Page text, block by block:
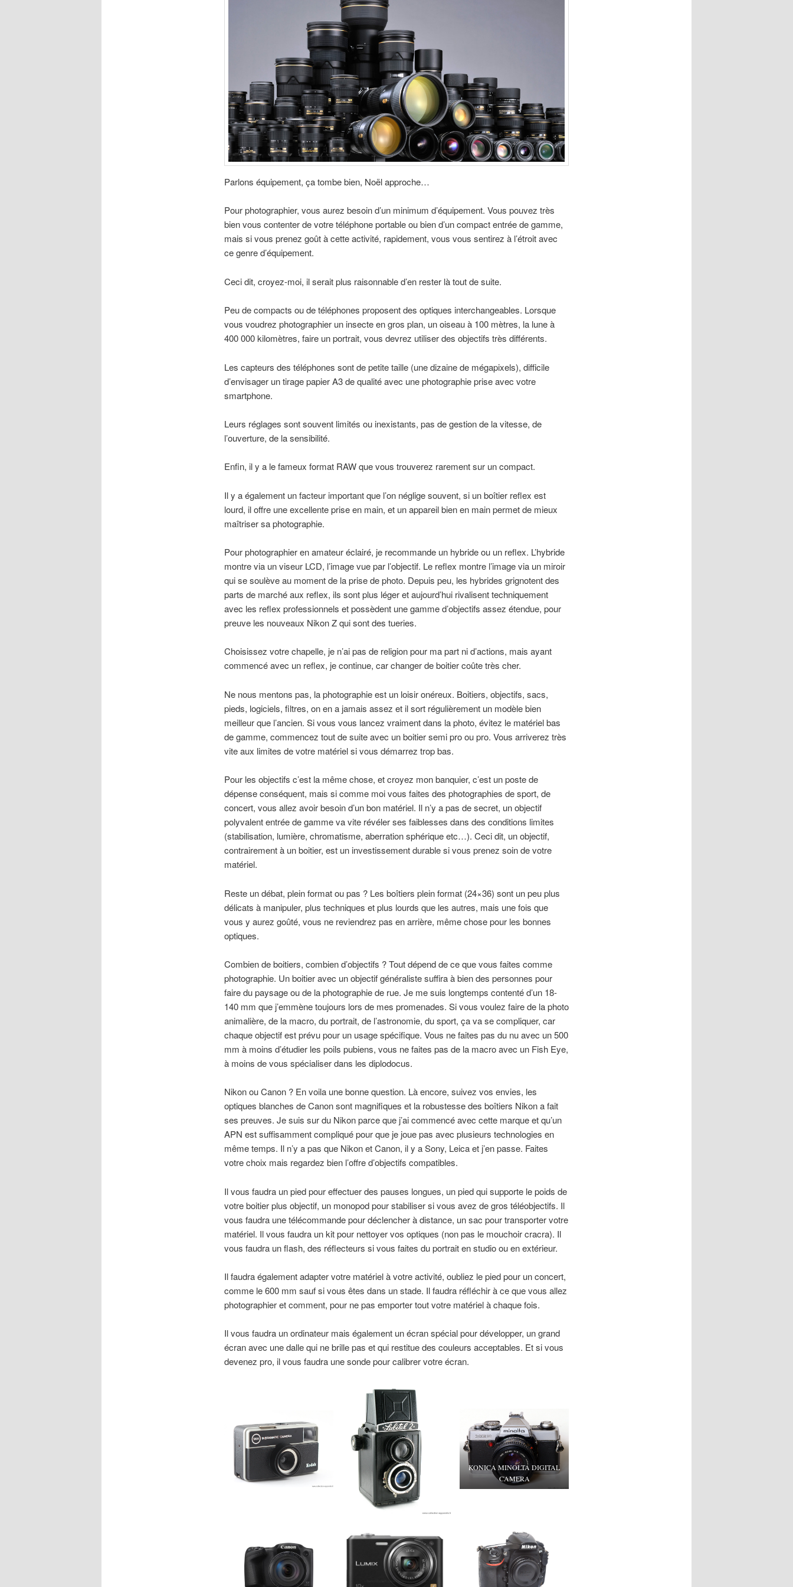
Parlons équipement, ça tombe bien, Noël approche…
Pour photographier, vous aurez besoin d’un minimum d’équipement. Vous pouvez très
bien vous contenter de votre téléphone portable ou bien d’un compact entrée de gamme,
mais si vous prenez goût à cette activité, rapidement, vous vous sentirez à l’étroit avec
ce genre d’équipement.
Ceci dit, croyez-moi, il serait plus raisonnable d’en rester là tout de suite.
Peu de compacts ou de téléphones proposent des optiques interchangeables. Lorsque
vous voudrez photographier un insecte en gros plan, un oiseau à 100 mètres, la lune à
400 000 kilomètres, faire un portrait, vous devrez utiliser des objectifs très différents.
Les capteurs des téléphones sont de petite taille (une dizaine de mégapixels), difficile
d’envisager un tirage papier A3 de qualité avec une photographie prise avec votre
smartphone.
Leurs réglages sont souvent limités ou inexistants, pas de gestion de la vitesse, de
l’ouverture, de la sensibilité.
Enfin, il y a le fameux format RAW que vous trouverez rarement sur un compact.
Il y a également un facteur important que l’on néglige souvent, si un boîtier reflex est
lourd, il offre une excellente prise en main, et un appareil bien en main permet de mieux
maîtriser sa photographie.
Pour photographier en amateur éclairé, je recommande un hybride ou un reflex. L’hybride
montre via un viseur LCD, l’image vue par l’objectif. Le reflex montre l’image via un miroir
qui se soulève au moment de la prise de photo. Depuis peu, les hybrides grignotent des
parts de marché aux reflex, ils sont plus léger et aujourd’hui rivalisent techniquement
avec les reflex professionnels et possèdent une gamme d’objectifs assez étendue, pour
preuve les nouveaux Nikon Z qui sont des tueries.
Choisissez votre chapelle, je n’ai pas de religion pour ma part ni d’actions, mais ayant
commencé avec un reflex, je continue, car changer de boitier coûte très cher.
Ne nous mentons pas, la photographie est un loisir onéreux. Boitiers, objectifs, sacs,
pieds, logiciels, filtres, on en a jamais assez et il sort régulièrement un modèle bien
meilleur que l’ancien. Si vous vous lancez vraiment dans la photo, évitez le matériel bas
de gamme, commencez tout de suite avec un boitier semi pro ou pro. Vous arriverez très
vite aux limites de votre matériel si vous démarrez trop bas.
Pour les objectifs c’est la même chose, et croyez mon banquier, c’est un poste de
dépense conséquent, mais si comme moi vous faites des photographies de sport, de
concert, vous allez avoir besoin d’un bon matériel. Il n’y a pas de secret, un objectif
polyvalent entrée de gamme va vite révéler ses faiblesses dans des conditions limites
(stabilisation, lumière, chromatisme, aberration sphérique etc…). Ceci dit, un objectif,
contrairement à un boitier, est un investissement durable si vous prenez soin de votre
matériel.
Reste un débat, plein format ou pas ? Les boîtiers plein format (24×36) sont un peu plus
délicats à manipuler, plus techniques et plus lourds que les autres, mais une fois que
vous y aurez goûté, vous ne reviendrez pas en arrière, même chose pour les bonnes
optiques.
Combien de boitiers, combien d’objectifs ? Tout dépend de ce que vous faites comme
photographie. Un boitier avec un objectif généraliste suffira à bien des personnes pour
faire du paysage ou de la photographie de rue. Je me suis longtemps contenté d’un 18-
140 mm que j’emmène toujours lors de mes promenades. Si vous voulez faire de la photo
animalière, de la macro, du portrait, de l’astronomie, du sport, ça va se compliquer, car
chaque objectif est prévu pour un usage spécifique. Vous ne faites pas du nu avec un 500
mm à moins d’étudier les poils pubiens, vous ne faites pas de la macro avec un Fish Eye,
à moins de vous spécialiser dans les diplodocus.
Nikon ou Canon ? En voila une bonne question. Là encore, suivez vos envies, les
optiques blanches de Canon sont magnifiques et la robustesse des boîtiers Nikon a fait
ses preuves. Je suis sur du Nikon parce que j’ai commencé avec cette marque et qu’un
APN est suffisamment compliqué pour que je joue pas avec plusieurs technologies en
même temps. Il n’y a pas que Nikon et Canon, il y a Sony, Leica et j’en passe. Faites
votre choix mais regardez bien l’offre d’objectifs compatibles.
Il vous faudra un pied pour effectuer des pauses longues, un pied qui supporte le poids de
votre boitier plus objectif, un monopod pour stabiliser si vous avez de gros téléobjectifs. Il
vous faudra une télécommande pour déclencher à distance, un sac pour transporter votre
matériel. Il vous faudra un kit pour nettoyer vos optiques (non pas le mouchoir cracra). Il
vous faudra un flash, des réflecteurs si vous faites du portrait en studio ou en extérieur.
Il faudra également adapter votre matériel à votre activité, oubliez le pied pour un concert,
comme le 600 mm sauf si vous êtes dans un stade. Il faudra réfléchir à ce que vous allez
photographier et comment, pour ne pas emporter tout votre matériel à chaque fois.
Il vous faudra un ordinateur mais également un écran spécial pour développer, un grand
écran avec une dalle qui ne brille pas et qui restitue des couleurs acceptables. Et si vous
devenez pro, il vous faudra une sonde pour calibrer votre écran.
KONICA MINOLTA DIGITAL
CAMERA